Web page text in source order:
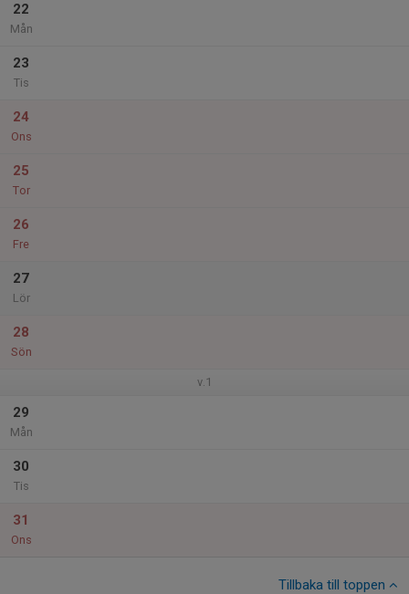
22
Mån
23
Tis
24
Ons
25
Tor
26
Fre
27
Lör
28
Sön
v.1
29
Mån
30
Tis
31
Ons
Tillbaka till toppen